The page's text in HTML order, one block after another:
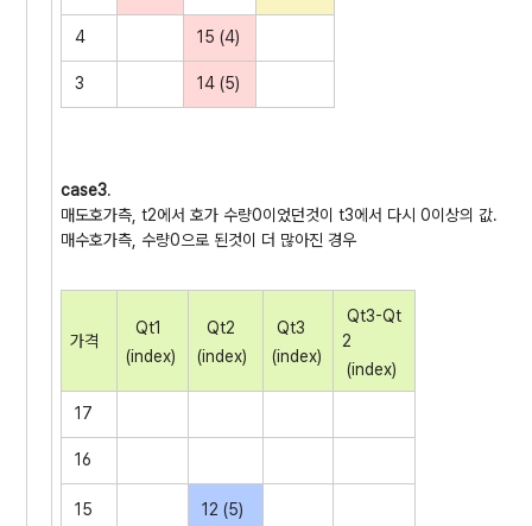
4 15 (4)
3 14 (5)
case3.
매도호가측, t2에서 호가 수량0이었던것이 t3에서 다시 0이상의 값.
매수호가측, 수량0으로 된것이 더 많아진 경우
가격
Qt1
(index)
Qt2
(index)
Qt3
(index)
Qt3-Qt
2
(index)
17
16
15 12 (5)